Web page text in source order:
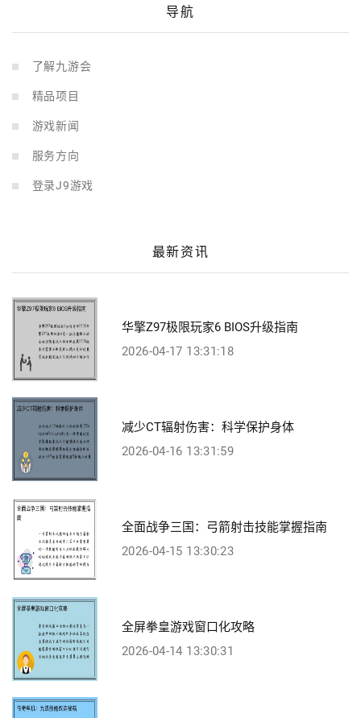
导航
了解九游会
精品项目
游戏新闻
服务方向
登录J9游戏
最新资讯
华擎Z97极限玩家6 BIOS升级指南
2026-04-17 13:31:18
减少CT辐射伤害：科学保护身体
2026-04-16 13:31:59
全面战争三国：弓箭射击技能掌握指南
2026-04-15 13:30:23
全屏拳皇游戏窗口化攻略
2026-04-14 13:30:31